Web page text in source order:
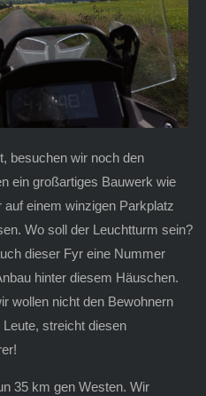
besuchen wir noch den
ein großartiges Bauwerk wie
einem winzigen Parkplatz
Wo soll der Leuchtturm sein?
dieser Fyr eine Nummer
hinter diesem Häuschen.
wollen nicht den Bewohnern
streicht diesen
35 km gen Westen. Wir